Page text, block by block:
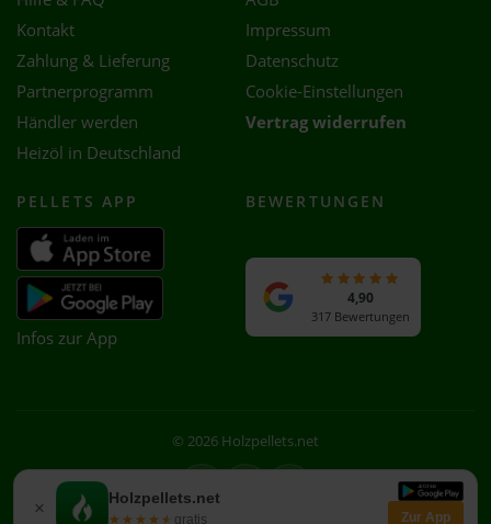
× Holzpellets.net
★★★★★
★★★★★ gratis Zur App
Kontakt
Zahlung & Lieferung
Partnerprogramm
Händler werden
Heizöl in Deutschland
Impressum
Datenschutz
Cookie-Einstellungen
Vertrag widerrufen
PELLETS APP
Infos zur App
BEWERTUNGEN
4,90
317 Bewertungen
© 2026 Holzpellets.net
Facebook